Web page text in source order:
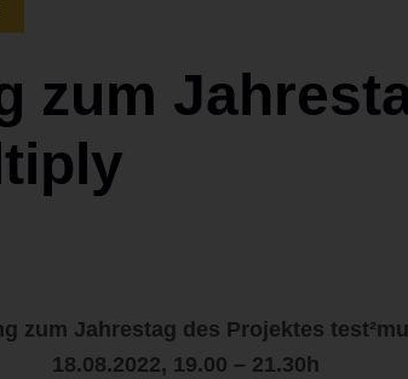
zum
zum Jahrestag des Projektes
18.08.2022, 19.00 – 21.30h